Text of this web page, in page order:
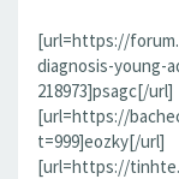
[url=https://
diagnosis-young-
218973]psagc[/url]
[url=https://
t=999]eozky[/url]
[url=https://